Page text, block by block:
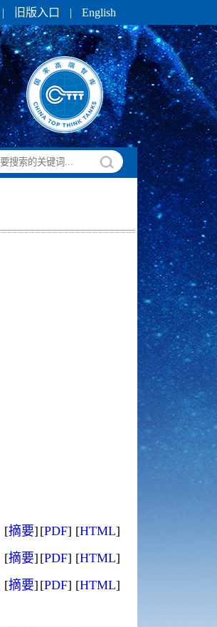
| 旧版入口 | English
[摘要] [PDF] [HTML]
[摘要] [PDF] [HTML]
[摘要] [PDF] [HTML]